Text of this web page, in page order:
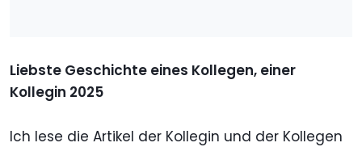
Liebste Geschichte eines Kollegen, einer
Kollegin 2025
Ich lese die Artikel der Kollegin und der Kollegen